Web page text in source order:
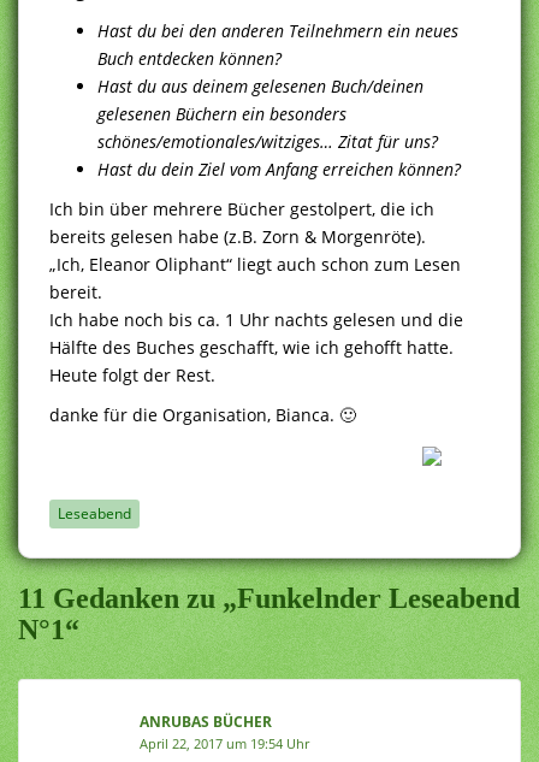
Hast du bei den anderen Teilnehmern ein neues
Buch entdecken können?
Hast du aus deinem gelesenen Buch/deinen
gelesenen Büchern ein besonders
schönes/emotionales/witziges… Zitat für uns?
Hast du dein Ziel vom Anfang erreichen können?
Ich bin über mehrere Bücher gestolpert, die ich
bereits gelesen habe (z.B. Zorn & Morgenröte).
„Ich, Eleanor Oliphant“ liegt auch schon zum Lesen
bereit.
Ich habe noch bis ca. 1 Uhr nachts gelesen und die
Hälfte des Buches geschafft, wie ich gehofft hatte.
Heute folgt der Rest.
danke für die Organisation, Bianca. 🙂
Leseabend
11 Gedanken zu „Funkelnder Leseabend
N°1“
ANRUBAS BÜCHER
April 22, 2017 um 19:54 Uhr